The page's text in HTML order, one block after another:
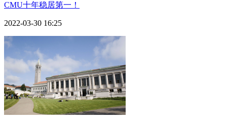
CMU十年稳居第一！
2022-03-30 16:25